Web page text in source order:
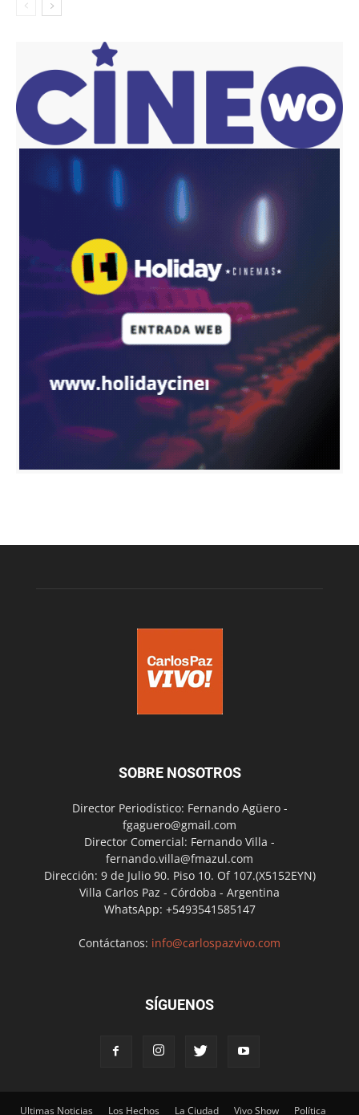
SOBRE NOSOTROS
Director Periodístico: Fernando Agüero -
fgaguero@gmail.com
Director Comercial: Fernando Villa -
fernando.villa@fmazul.com
Dirección: 9 de Julio 90. Piso 10. Of 107.(X5152EYN)
Villa Carlos Paz - Córdoba - Argentina
WhatsApp: +5493541585147
Contáctanos: info@carlospazvivo.com
SÍGUENOS
Ultimas Noticias Los Hechos La Ciudad Vivo Show Política